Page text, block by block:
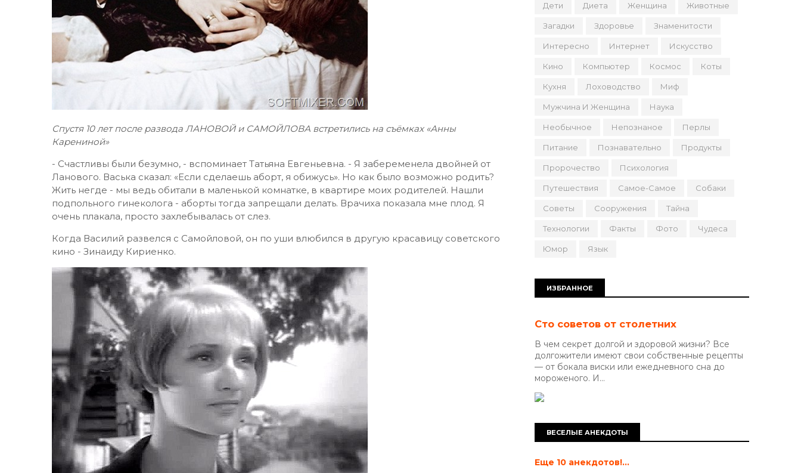
Спустя 10 лет после развода ЛАНОВОЙ и САМОЙЛОВА встретились на съёмках «Анны
Карениной»
- Счастливы были безумно, - вспоминает Татьяна Евгеньевна. - Я забеременела двойней от
Ланового. Васька сказал: «Если сделаешь аборт, я обижусь». Но как было возможно родить?
Жить негде - мы ведь обитали в маленькой комнатке, в квартире моих родителей. Нашли
подпольного гинеколога - аборты тогда запрещали делать. Врачиха показала мне плод. Я
очень плакала, просто захлебывалась от слез.
Когда Василий развелся с Самойловой, он по уши влюбился в другую красавицу советского
кино - Зинаиду Кириенко.
Дети Диета Женщина Животные
Загадки Здоровье Знаменитости
Интересно Интернет Искусство
Кино Компьютер Космос Коты
Кухня Лоховодство Миф
Мужчина И Женщина Наука
Необычное Непознаное Перлы
Питание Познавательно Продукты
Пророчество Психология
Путешествия Самое-Самое Собаки
Советы Сооружения Тайна
Технологии Факты Фото Чудеса
Юмор Язык
ИЗБРАННОЕ
Сто советов от столетних
В чем секрет долгой и здоровой жизни? Все
долгожители имеют свои собственные рецепты
— от бокала виски или ежедневного сна до
мороженого. И...
ВЕСЕЛЫЕ АНЕКДОТЫ
Еще 10 анекдотов!...